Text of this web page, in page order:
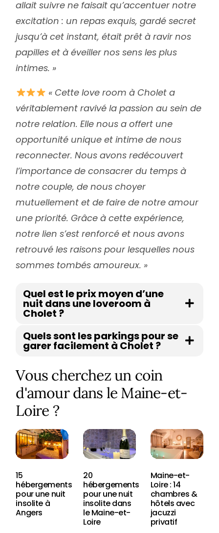
allait suivre ne faisait qu’accentuer notre
excitation : un repas exquis, gardé secret
jusqu’à cet instant, était prêt à ravir nos
papilles et à éveiller nos sens les plus
intimes. »
« Cette love room à Cholet a
véritablement ravivé la passion au sein de
notre relation. Elle nous a offert une
opportunité unique et intime de nous
reconnecter. Nous avons redécouvert
l’importance de consacrer du temps à
notre couple, de nous choyer
mutuellement et de faire de notre amour
une priorité. Grâce à cette expérience,
notre lien s’est renforcé et nous avons
retrouvé les raisons pour lesquelles nous
sommes tombés amoureux. »
Quel est le prix moyen d’une
nuit dans une loveroom à
Cholet ?
Quels sont les parkings pour se
garer facilement à Cholet ?
Vous cherchez un coin
d'amour dans le Maine-et-
Loire ?
15
hébergements
pour une nuit
insolite à
Angers
20
hébergements
pour une nuit
insolite dans
le Maine-et-
Loire
Maine-et-
Loire : 14
chambres &
hôtels avec
jacuzzi
privatif